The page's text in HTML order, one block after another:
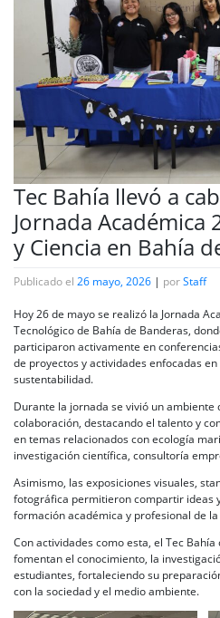
Tec Bahía llevó a
Jornada Académica
y Ciencia en Bahía
Publicado el 26 mayo, 2026 | porStaff
Hoy 26 de mayo se realizó la Jornada
Tecnológico de Bahía de Banderas,
participaron activamente en
de proyectos y actividades enfocadas
sustentabilidad.
Durante la jornada se vivió un
colaboración, destacando el talento y
en temas relacionados con ecología
investigación científica, consultoría
Asimismo, las exposiciones visuales,
fotográfica permitieron compartir ideas
formación académica y profesional de
Con actividades como esta, el Tec
fomentan el conocimiento, la
estudiantes, fortaleciendo su
con la sociedad y el medio ambiente.